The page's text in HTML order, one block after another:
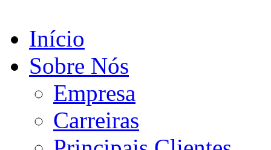
Início
Sobre Nós
Empresa
Carreiras